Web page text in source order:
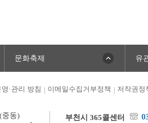
문화축제 유
·관리 방침 이메일수집거부정책 저작권정
중동)
부천시 365콜센터